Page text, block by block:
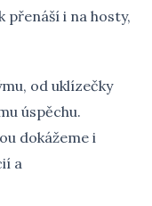
přenáší i na hosty,
od uklízečky
úspěchu.
dokážeme i
a